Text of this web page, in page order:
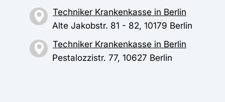
Techniker Krankenkasse in Berlin
Alte Jakobstr. 81 - 82, 10179 Berlin
Techniker Krankenkasse in Berlin
Pestalozzistr. 77, 10627 Berlin